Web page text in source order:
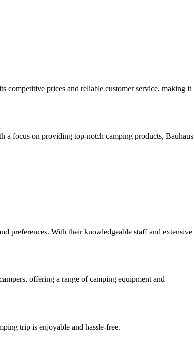
competitive prices and reliable customer service, making it
a focus on providing top-notch camping products, Bauhaus
preferences. With their knowledgeable staff and extensive
offering a range of camping equipment and
trip is enjoyable and hassle-free.